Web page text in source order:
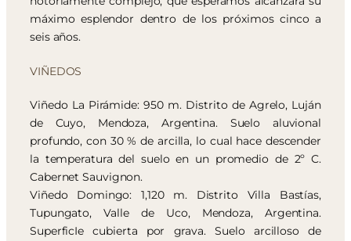
máximo esplendor dentro de los próximos cinco a
seis años.
VIÑEDOS
Viñedo La Pirámide: 950 m. Distrito de Agrelo, Luján
de Cuyo, Mendoza, Argentina. Suelo aluvional
profundo, con 30 % de arcilla, lo cual hace descender
la temperatura del suelo en un promedio de 2º C.
Cabernet Sauvignon.
Viñedo Domingo: 1,120 m. Distrito Villa Bastías,
Tupungato, Valle de Uco, Mendoza, Argentina.
SuperficIe cubierta por grava. Suelo arcilloso de